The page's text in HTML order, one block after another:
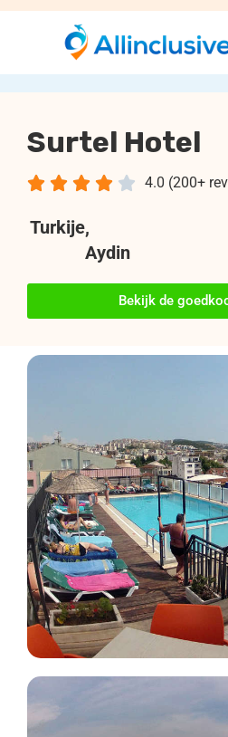
Surtel Hotel
4.0 (200+
    
Turkije,
Aydin
Bekijk de